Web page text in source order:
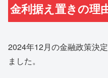
金利据え置きの理
2024年12月の金融政策決
ました。